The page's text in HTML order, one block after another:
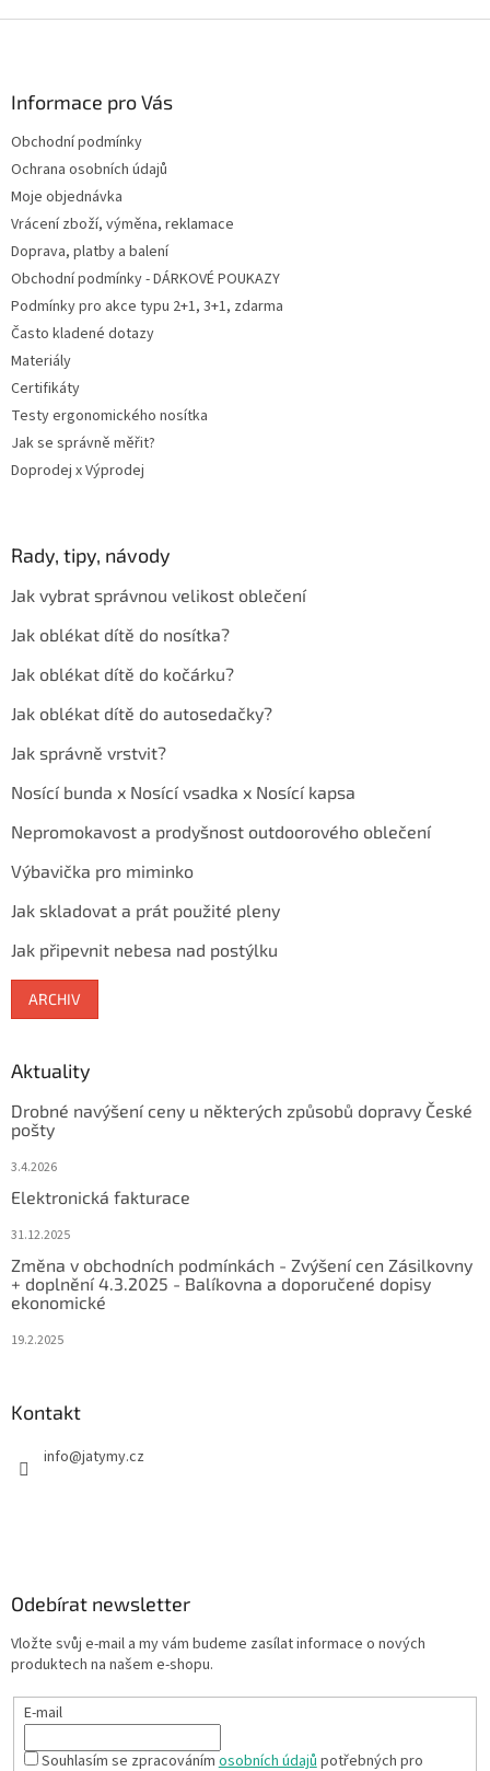
Informace pro Vás
Obchodní podmínky
Ochrana osobních údajů
Moje objednávka
Vrácení zboží, výměna, reklamace
Doprava, platby a balení
Obchodní podmínky - DÁRKOVÉ POUKAZY
Podmínky pro akce typu 2+1, 3+1, zdarma
Často kladené dotazy
Materiály
Certifikáty
Testy ergonomického nosítka
Jak se správně měřit?
Doprodej x Výprodej
Rady, tipy, návody
Jak vybrat správnou velikost oblečení
Jak oblékat dítě do nosítka?
Jak oblékat dítě do kočárku?
Jak oblékat dítě do autosedačky?
Jak správně vrstvit?
Nosící bunda x Nosící vsadka x Nosící kapsa
Nepromokavost a prodyšnost outdoorového oblečení
Výbavička pro miminko
Jak skladovat a prát použité pleny
Jak připevnit nebesa nad postýlku
ARCHIV
Aktuality
Drobné navýšení ceny u některých způsobů dopravy České
pošty
3.4.2026
Elektronická fakturace
31.12.2025
Změna v obchodních podmínkách - Zvýšení cen Zásilkovny
+ doplnění 4.3.2025 - Balíkovna a doporučené dopisy
ekonomické
19.2.2025
Kontakt
info@jatymy.cz
Odebírat newsletter
Vložte svůj e-mail a my vám budeme zasílat informace o nových
produktech na našem e-shopu.
E-mail
Souhlasím se zpracovánímosobních údajůpotřebných pro